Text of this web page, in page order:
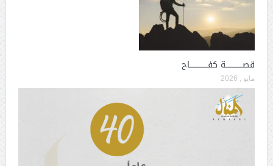
قصــــــــــــــة كفـــــــــــــــاح
مايو , 2026